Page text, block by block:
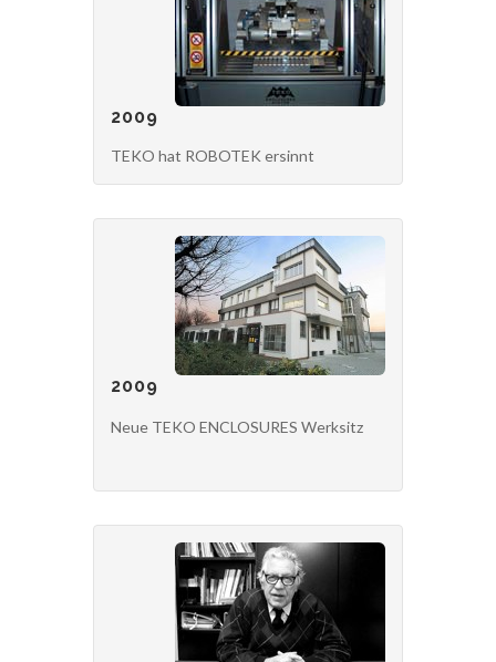
2009
TEKO hat ROBOTEK ersinnt
2009
Neue TEKO ENCLOSURES Werksitz